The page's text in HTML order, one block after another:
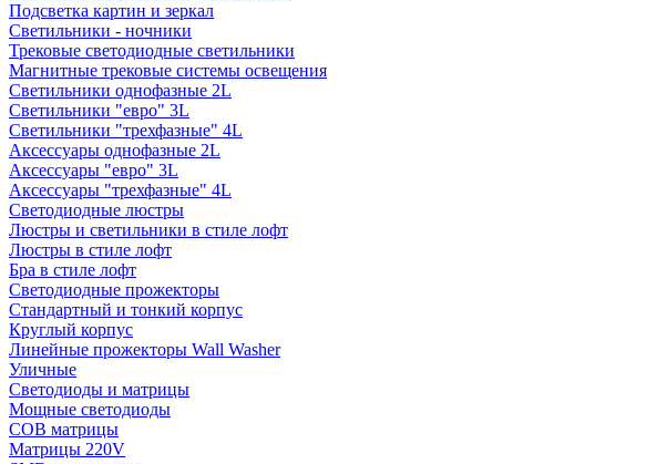
Подсветка картин и зеркал
Светильники - ночники
Трековые светодиодные светильники
Магнитные трековые системы освещения
Светильники однофазные 2L
Светильники "евро" 3L
Светильники "трехфазные" 4L
Аксессуары однофазные 2L
Аксессуары "евро" 3L
Аксессуары "трехфазные" 4L
Светодиодные люстры
Люстры и светильники в стиле лофт
Люстры в стиле лофт
Бра в стиле лофт
Светодиодные прожекторы
Стандартный и тонкий корпус
Круглый корпус
Линейные прожекторы Wall Washer
Уличные
Светодиоды и матрицы
Мощные светодиоды
COB матрицы
Матрицы 220V